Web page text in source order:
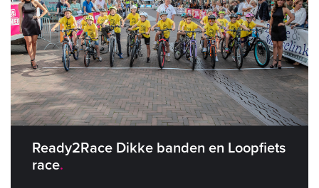
Ready2Race Dikke banden en Loopfiets
race